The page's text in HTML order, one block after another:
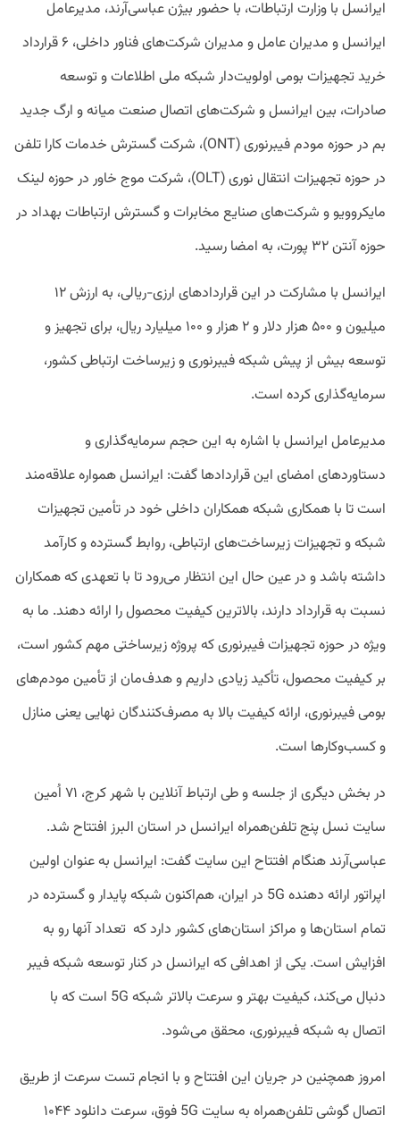
ایرانسل با وزارت ارتباطات، با حضور بیژن عباسی‌آرند، مدیرعامل
ایرانسل و مدیران عامل و مدیران شرکت‌های فناور داخلی، ۶ قرارداد
خرید تجهیزات بومی اولویت‌دار شبکه ملی اطلاعات و توسعه
صادرات، بین ایرانسل و شرکت‌های اتصال صنعت میانه و ارگ جدید
بم در حوزه مودم فیبرنوری (ONT)، شرکت‌ گسترش خدمات کارا تلفن
در حوزه تجهیزات انتقال نوری (OLT)، شرکت موج خاور در حوزه لینک
مایکروویو و شرکت‌های صنایع مخابرات و گسترش ارتباطات بهداد در
حوزه آنتن ۳۲ پورت، به امضا رسید.
ایرانسل با مشارکت در این قراردادهای ارزی-ریالی، به ارزش ۱۲
میلیون و ۵۰۰ هزار دلار و ۲ هزار و ۱۰۰ میلیارد ریال، برای تجهیز و
توسعه بیش از پیش شبکه فیبرنوری و زیرساخت ارتباطی کشور،
سرمایه‌گذاری کرده است.
مدیرعامل ایرانسل با اشاره به این حجم سرمایه‌گذاری و
دستاوردهای امضای این قراردادها گفت: ایرانسل همواره علاقه‌مند
است تا با همکاری شبکه همکاران داخلی خود در تأمین تجهیزات
شبکه و تجهیزات زیرساخت‌های ارتباطی، روابط گسترده و کارآمد
داشته باشد و در عین حال این انتظار می‌رود تا با تعهدی که همکاران
نسبت به قرارداد دارند، بالاترین کیفیت محصول را ارائه دهند. ما به
ویژه در حوزه تجهیزات فیبرنوری که پروژه زیرساختی مهم کشور است،
بر کیفیت محصول، تأکید زیادی داریم و هدف‌‌مان از تأمین مودم‌های
بومی فیبرنوری، ارائه کیفیت بالا به مصرف‌کنندگان نهایی یعنی منازل
و کسب‌وکارها است.
در بخش دیگری از جلسه و طی ارتباط آنلاین با شهر کرج، ۷۱ اُمین
سایت نسل پنج تلفن‌همراه ایرانسل در استان البرز افتتاح شد.
عباسی‌آرند هنگام افتتاح این سایت گفت: ایرانسل به عنوان اولین
اپراتور ارائه دهنده 5G در ایران، هم‌اکنون شبکه پایدار و گسترده در
تمام استان‌ها و مراکز استان‌های کشور دارد که تعداد آنها رو به
افزایش است. یکی از اهدافی که ایرانسل در کنار توسعه شبکه فیبر
دنبال می‌کند، کیفیت بهتر و سرعت بالاتر شبکه 5G است که با
اتصال به شبکه فیبرنوری، محقق می‌شود.
امروز همچنین در جریان این افتتاح و با انجام تست سرعت از طریق
اتصال گوشی تلفن‌همراه به سایت 5G فوق، سرعت دانلود ۱۰۴۴